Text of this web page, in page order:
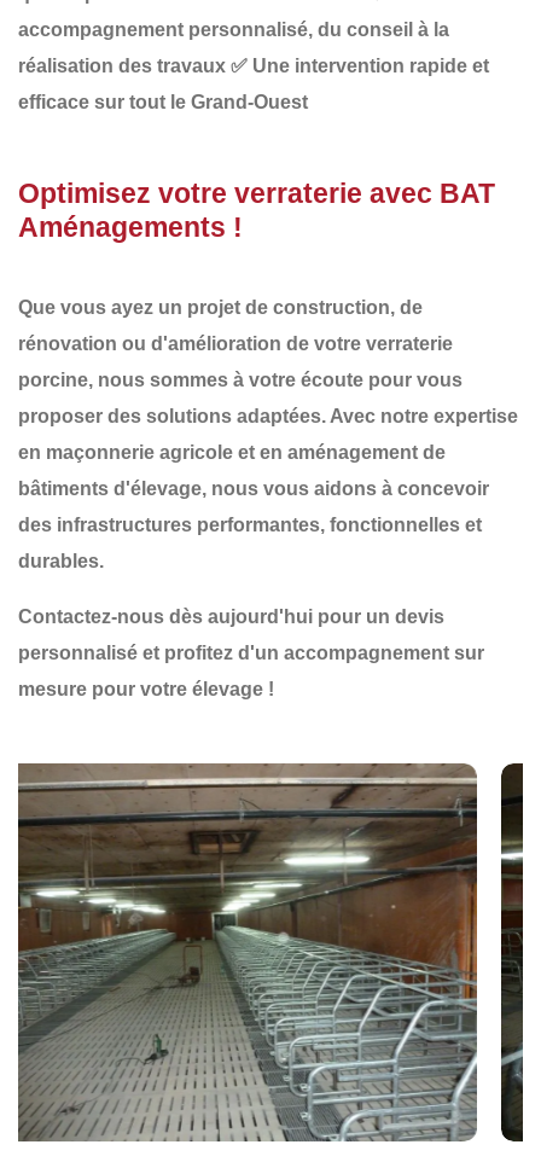
accompagnement personnalisé, du conseil à la
réalisation des travaux ✅ Une intervention rapide et
efficace sur tout le Grand-Ouest
Optimisez votre verraterie avec BAT
Aménagements !
Que vous ayez un projet de construction, de
rénovation ou d'amélioration de votre verraterie
porcine, nous sommes à votre écoute pour vous
proposer des solutions adaptées. Avec notre expertise
en maçonnerie agricole et en aménagement de
bâtiments d'élevage, nous vous aidons à concevoir
des infrastructures performantes, fonctionnelles et
durables.
Contactez-nous dès aujourd'hui pour un devis
personnalisé et profitez d'un accompagnement sur
mesure pour votre élevage !